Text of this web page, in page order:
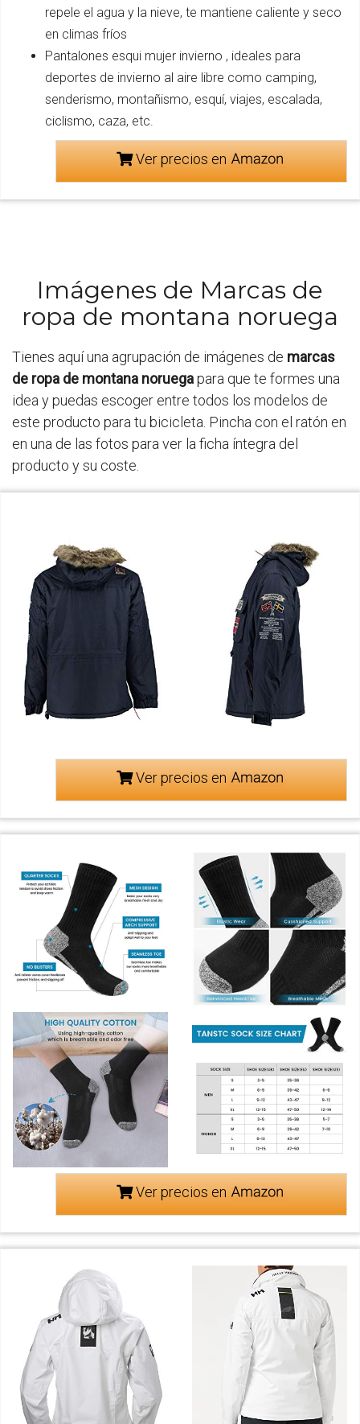
repele el agua y la nieve, te mantiene caliente y seco
en climas fríos
Pantalones esqui mujer invierno , ideales para
deportes de invierno al aire libre como camping,
senderismo, montañismo, esquí, viajes, escalada,
ciclismo, caza, etc.
Ver precios en
Imágenes de Marcas de
ropa de montana noruega
Tienes aquí una agrupación de imágenes de marcas
de ropa de montana noruegapara que te formes una
idea y puedas escoger entre todos los modelos de
este producto para tu bicicleta. Pincha con el ratón en
en una de las fotos para ver la ficha íntegra del
producto y su coste.
Ver precios en
Ver precios en